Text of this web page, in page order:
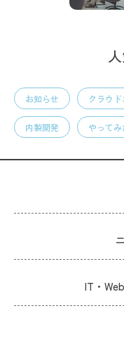
お知らせ クラウ
内製開発 やってみ
IT・